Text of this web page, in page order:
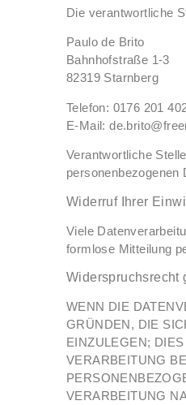
Die verantwortliche
Paulo de Brito
Bahnhofstraße 1-3
82319 Starnberg
Telefon: 0176 201
E-Mail:
Verantwortliche
Widerruf Ihrer
Viele
formlose Mitteilung
Widerspruchsrecht
WENN DIE
GRÜNDEN, DIE
EINZULEGEN;
VERARBEITUNG
VERARBEITUNG